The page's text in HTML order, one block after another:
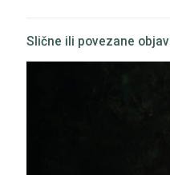
Slične ili povezane